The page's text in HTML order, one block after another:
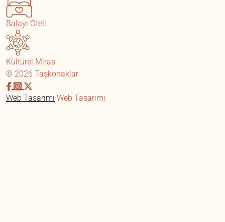
Balayı Oteli
Kültürel Miras
© 2026 Taşkonaklar
Web Tasarımı Web Tasarımı